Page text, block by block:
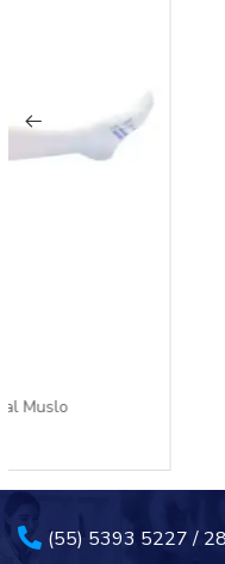
Guantes
(55) 5393 5227 /